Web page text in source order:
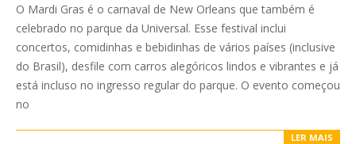
12
O Mardi Gras é o carnaval de New Orleans que também é
celebrado no parque da Universal. Esse festival inclui
concertos, comidinhas e bebidinhas de vários países (inclusive
do Brasil), desfile com carros alegóricos lindos e vibrantes e já
está incluso no ingresso regular do parque. O evento começou
no
LER MAIS